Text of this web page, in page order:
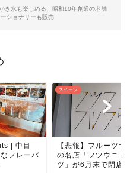
き氷も楽しめる、昭和10年創業の老舗
ショナリーも販売
ツサンド
ニフルウ
閉店…
スイーツ